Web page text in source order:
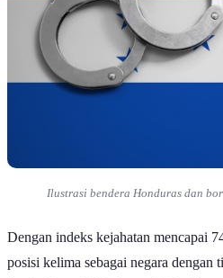
Ilustrasi bendera Honduras dan
Dengan indeks kejahatan mencapai
posisi kelima sebagai negara